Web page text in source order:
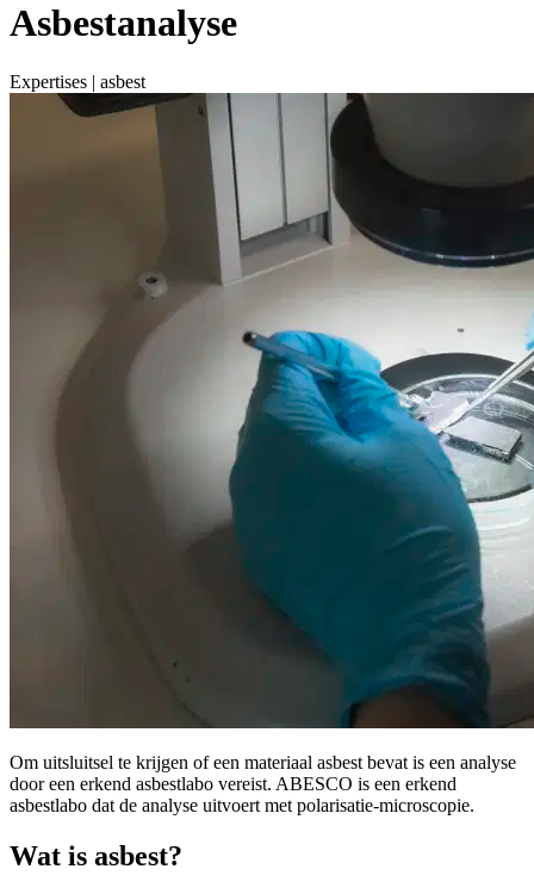
Asbestanalyse
Expertises | asbest
Om uitsluitsel te krijgen of een materiaal asbest bevat is een analyse
door een erkend asbestlabo vereist. ABESCO is een erkend
asbestlabo dat de analyse uitvoert met polarisatie-microscopie.
Wat is asbest?